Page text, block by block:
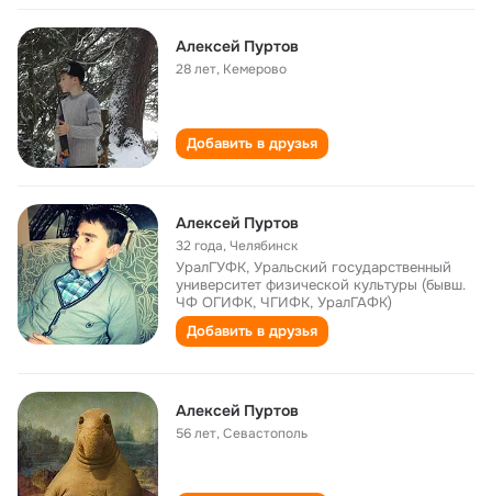
Алексей Пуртов
28 лет, Кемерово
Добавить в друзья
Алексей Пуртов
32 года,Челябинск
УралГУФК, Уральский государственный
университет физической культуры (бывш.
ЧФ ОГИФК, ЧГИФК, УралГАФК)
Добавить в друзья
Алексей Пуртов
56 лет,Севастополь